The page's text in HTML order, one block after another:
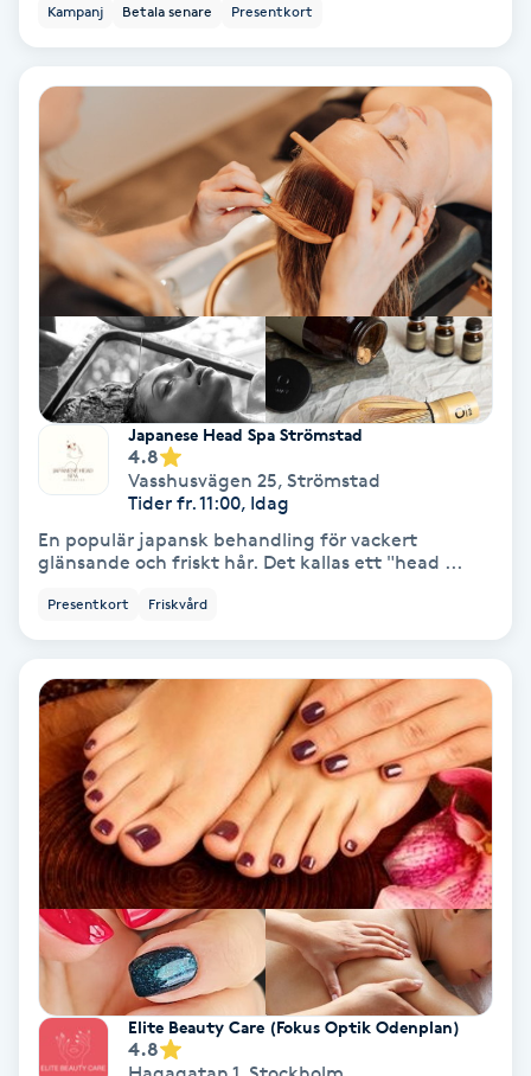
Picolaser
Piercing
Pigmentbehandling
Pigmentfläckar
Plastikkirurgi
Powder brows
Power Yoga
PRP (Platelet Rich Plasma)
Psoriasis
Radiofrekvens
Rakning
Reflexologi
Kampanj Betala senare Presentkort
Japanese Head Spa Strömstad
4.8
Vasshusvägen 25, Strömstad
Tider fr. 11:00, Idag
En populär japansk behandling för vackert
glänsande och friskt hår. Det kallas ett "head ...
Presentkort Friskvård
Elite Beauty Care (Fokus Optik Odenplan)
4.8